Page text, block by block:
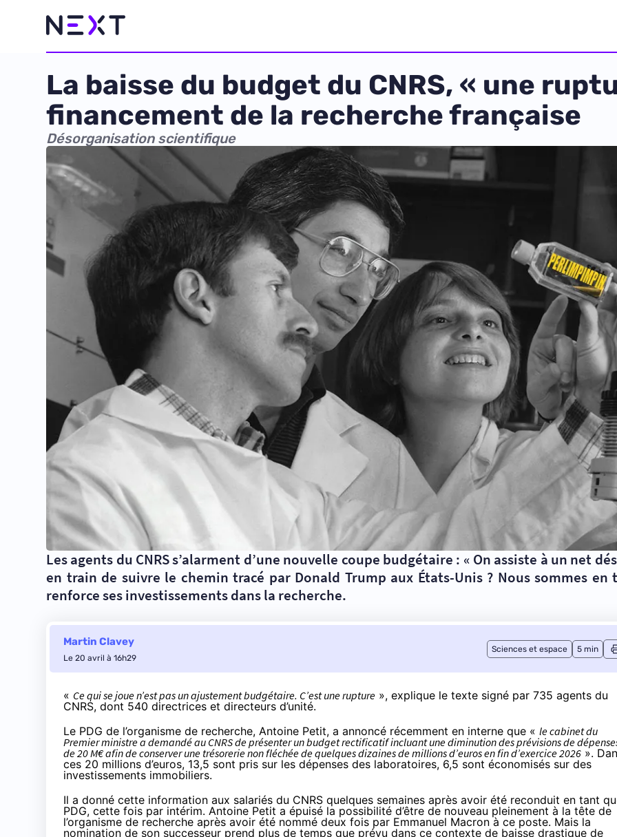
La baisse du budget du CNRS, « une
financement de la recherche française
Désorganisation scientifique
Les agents du CNRS s’alarment d’une nouvelle coupe budgétaire : « On assiste à un net
en train de suivre le chemin tracé par Donald Trump aux États-Unis ? Nous sommes
renforce ses investissements dans la recherche.
Martin Clavey
Le 20 avril à 16h29
Sciences et espace 5 min
« Ce qui se joue n’est pas un ajustement budgétaire. C’est une rupture », explique le texte signé par 735 agents du
CNRS, dont 540 directrices et directeurs d’unité.
Le PDG de l’organisme de recherche, Antoine Petit, a annoncé récemment en interne que « le cabinet du
Premier ministre a demandé au CNRS de présenter un budget rectificatif incluant une diminution des prévisions de
de 20 M€ afin de conserver une trésorerie non fléchée de quelques dizaines de millions d’euros en fin d’exercice 2026 ».
ces 20 millions d’euros, 13,5 sont pris sur les dépenses des laboratoires, 6,5 sont économisés sur des
investissements immobiliers.
Il a donné cette information aux salariés du CNRS quelques semaines après avoir été reconduit en tant
PDG, cette fois par intérim. Antoine Petit a épuisé la possibilité d’être de nouveau pleinement à la tête de
l’organisme de recherche après avoir été nommé deux fois par Emmanuel Macron à ce poste. Mais la
nomination de son successeur prend plus de temps que prévu dans ce contexte de baisse drastique de